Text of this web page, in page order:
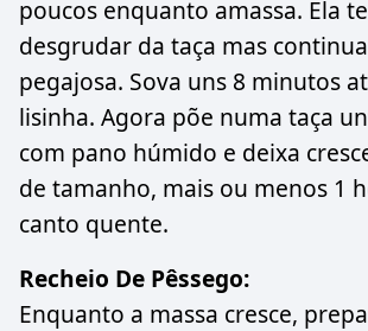
poucos enquanto amassa. Ela
desgrudar da taça mas
pegajosa. Sova uns 8 minutos
lisinha. Agora põe numa taça
com pano húmido e deixa
de tamanho, mais ou menos 1
canto quente.
Recheio De Pêssego:
Enquanto a massa cresce,